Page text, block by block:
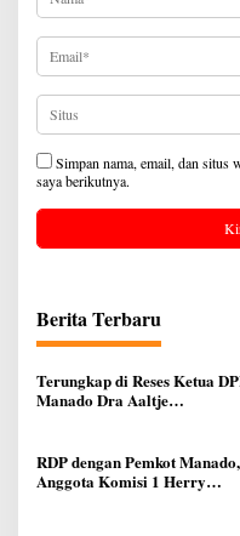
Simpan nama, email, dan situs
saya berikutnya.
Berita Terbaru
Terungkap di Reses Ketua
Manado Dra Aaltje
Dipindahkan ke Kantor DLH
Manado
RDP dengan Pemkot Manado,
Anggota Komisi 1 Herry